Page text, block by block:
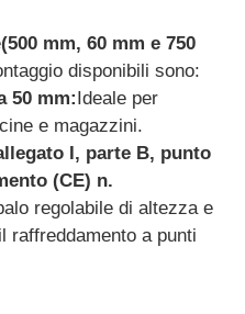
(500 mm, 60 mm e 750
disponibili sono:
50 mm:Ideale per
e magazzini.
I, parte B, punto
(CE) n.
regolabile di altezza e
raffreddamento a punti